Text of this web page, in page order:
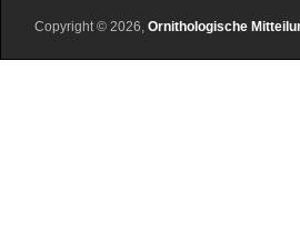
Copyright © 2026, Ornithologische